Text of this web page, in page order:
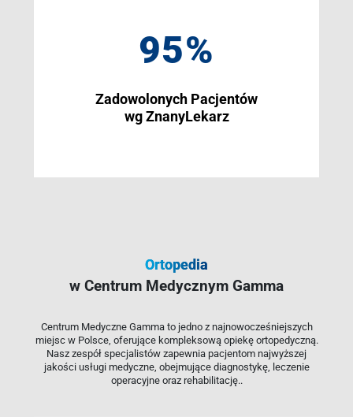
95%
Zadowolonych Pacjentów
wg ZnanyLekarz
Ortopedia
w Centrum Medycznym Gamma
Centrum Medyczne Gamma to jedno z najnowocześniejszych
miejsc w Polsce, oferujące kompleksową opiekę ortopedyczną.
Nasz zespół specjalistów zapewnia pacjentom najwyższej
jakości usługi medyczne, obejmujące diagnostykę, leczenie
operacyjne oraz rehabilitację..